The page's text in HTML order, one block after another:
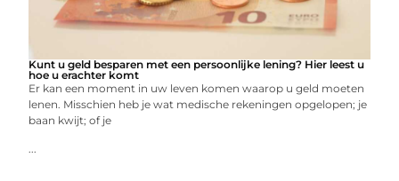
Kunt u geld besparen met een persoonlijke lening? Hier leest u
hoe u erachter komt
Er kan een moment in uw leven komen waarop u geld moeten
lenen. Misschien heb je wat medische rekeningen opgelopen; je
baan kwijt; of je
...